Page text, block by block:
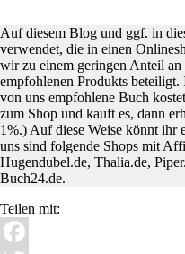
Auf diesem Blog und ggf. in
verwendet, die in einen
wir zu einem geringen Anteil
empfohlenen Produkts
von uns empfohlene Buch
zum Shop und kauft es, dann
1%.) Auf diese Weise könnt ihr
uns sind folgende Shops mit
Hugendubel.de, Thalia.de,
Buch24.de.
Teilen mit: